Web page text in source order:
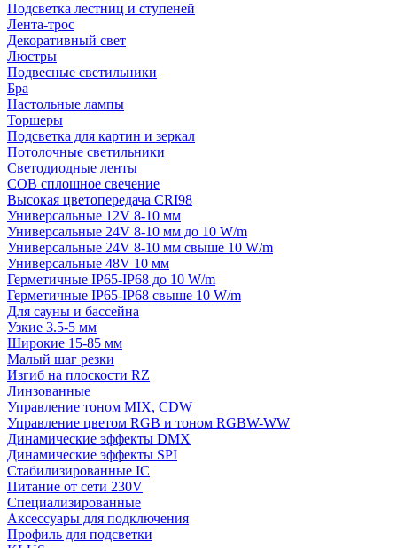
Подсветка лестниц и ступеней
Лента-трос
Декоративный свет
Люстры
Подвесные светильники
Бра
Настольные лампы
Торшеры
Подсветка для картин и зеркал
Потолочные светильники
Светодиодные ленты
COB сплошное свечение
Высокая цветопередача CRI98
Универсальные 12V 8-10 мм
Универсальные 24V 8-10 мм до 10 W/m
Универсальные 24V 8-10 мм свыше 10 W/m
Универсальные 48V 10 мм
Герметичные IP65-IP68 до 10 W/m
Герметичные IP65-IP68 свыше 10 W/m
Для сауны и бассейна
Узкие 3.5-5 мм
Широкие 15-85 мм
Малый шаг резки
Изгиб на плоскости RZ
Линзованные
Управление тоном MIX, CDW
Управление цветом RGB и тоном RGBW-WW
Динамические эффекты DMX
Динамические эффекты SPI
Стабилизированные IC
Питание от сети 230V
Специализированные
Аксессуары для подключения
Профиль для подсветки